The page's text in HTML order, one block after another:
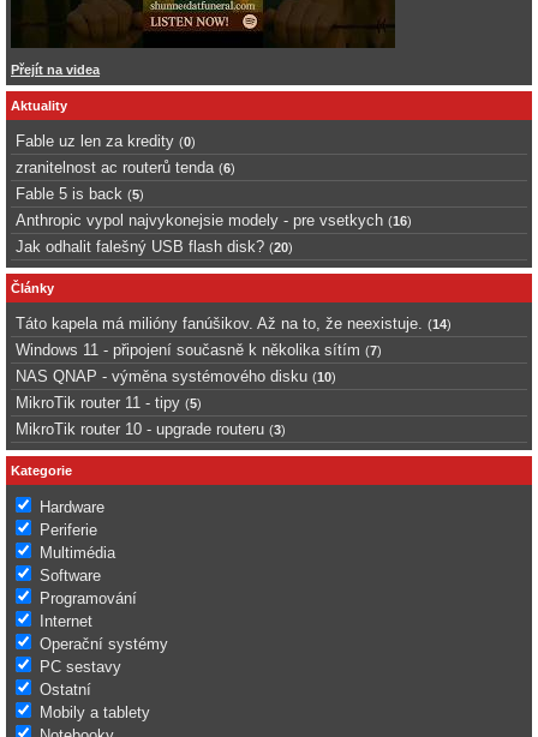
Přejít na videa
Aktuality
Fable uz len za kredity (0)
zranitelnost ac routerů tenda (6)
Fable 5 is back (5)
Anthropic vypol najvykonejsie modely - pre vsetkych (16)
Jak odhalit falešný USB flash disk? (20)
Články
Táto kapela má milióny fanúšikov. Až na to, že neexistuje. (14)
Windows 11 - připojení současně k několika sítím (7)
NAS QNAP - výměna systémového disku (10)
MikroTik router 11 - tipy (5)
MikroTik router 10 - upgrade routeru (3)
Kategorie
Hardware
Periferie
Multimédia
Software
Programování
Internet
Operační systémy
PC sestavy
Ostatní
Mobily a tablety